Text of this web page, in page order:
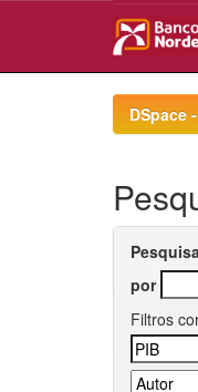
DSpace
por
Filtros